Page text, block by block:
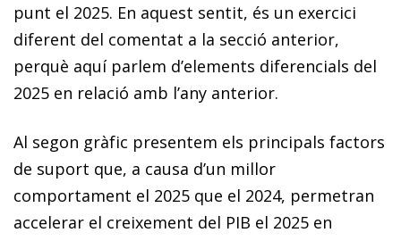
punt el 2025. En aquest sentit, és un exercici
diferent del comentat a la secció anterior,
perquè aquí parlem d’elements diferencials del
2025 en relació amb l’any anterior.
Al segon gràfic presentem els principals factors
de suport que, a causa d’un millor
comportament el 2025 que el 2024, permetran
accelerar el creixement del PIB el 2025 en